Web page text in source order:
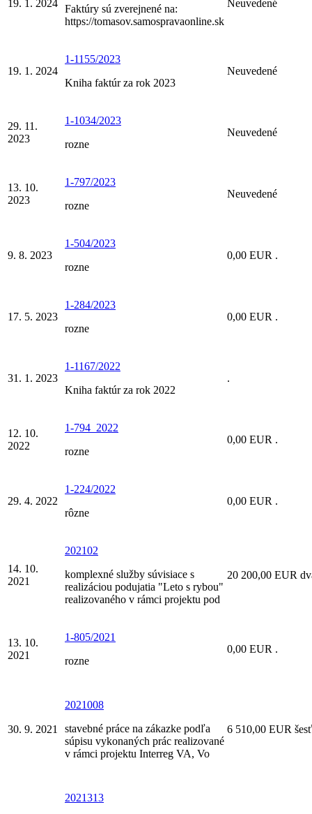
19. 1. 2024 Faktúry sú zverejnené na:
https://tomasov.samospravaonline.sk
Neuvedené
19. 1. 2024
1-1155/2023
Kniha faktúr za rok 2023
Neuvedené
29. 11.
2023
1-1034/2023
rozne
Neuvedené
13. 10.
2023
1-797/2023
rozne
Neuvedené
9. 8. 2023
1-504/2023
rozne
0,00 EUR .
17. 5. 2023
1-284/2023
rozne
0,00 EUR .
31. 1. 2023
1-1167/2022
Kniha faktúr za rok 2022
.
12. 10.
2022
1-794_2022
rozne
0,00 EUR .
29. 4. 2022
1-224/2022
rôzne
0,00 EUR .
14. 10.
2021
202102
komplexné služby súvisiace s
realizáciou podujatia "Leto s rybou"
realizovaného v rámci projektu pod
20 200,00 EUR
13. 10.
2021
1-805/2021
rozne
0,00 EUR .
30. 9. 2021
2021008
stavebné práce na zákazke podľa
súpisu vykonaných prác realizované
v rámci projektu Interreg VA, Vo
6 510,00 EUR
2021313